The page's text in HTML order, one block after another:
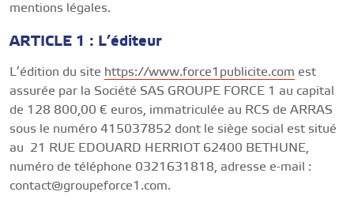
mentions légales.
ARTICLE 1 : L’éditeur
L’édition du site https://www.force1publicite.com est
assurée par la Société SAS GROUPE FORCE 1 au capital
de 128 800,00 € euros, immatriculée au RCS de ARRAS
sous le numéro 415037852 dont le siège social est situé
au 21 RUE EDOUARD HERRIOT 62400 BETHUNE,
numéro de téléphone 0321631818, adresse e-mail :
contact@groupeforce1.com.